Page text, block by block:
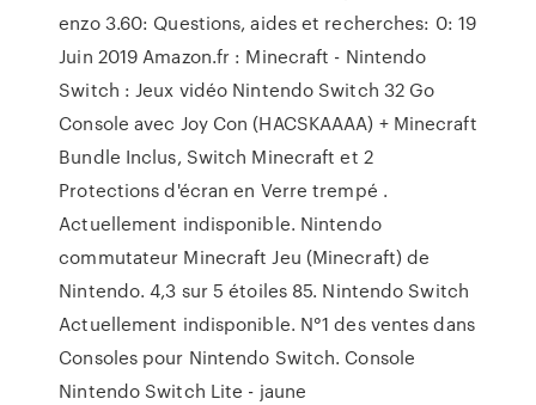
enzo 3.60: Questions, aides et recherches: 0: 19
Juin 2019 Amazon.fr : Minecraft - Nintendo
Switch : Jeux vidéo Nintendo Switch 32 Go
Console avec Joy Con (HACSKAAAA) + Minecraft
Bundle Inclus, Switch Minecraft et 2
Protections d'écran en Verre trempé .
Actuellement indisponible. Nintendo
commutateur Minecraft Jeu (Minecraft) de
Nintendo. 4,3 sur 5 étoiles 85. Nintendo Switch
Actuellement indisponible. N°1 des ventes dans
Consoles pour Nintendo Switch. Console
Nintendo Switch Lite - jaune